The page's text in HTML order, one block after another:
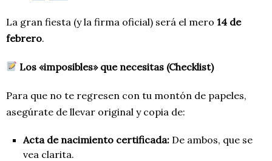
La gran fiesta (y la firma oficial) será el mero 14 de
febrero.
Los «imposibles» que necesitas (Checklist)
Para que no te regresen con tu montón de papeles,
asegúrate de llevar original y copia de:
Acta de nacimiento certificada: De ambos, que se
vea clarita.